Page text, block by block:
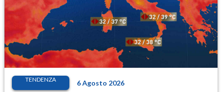
TENDENZA 6 Agosto 2026